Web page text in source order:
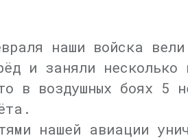
наши войска
и заняли несколько
в воздушных боях 5
нашей авиации